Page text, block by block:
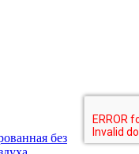
без